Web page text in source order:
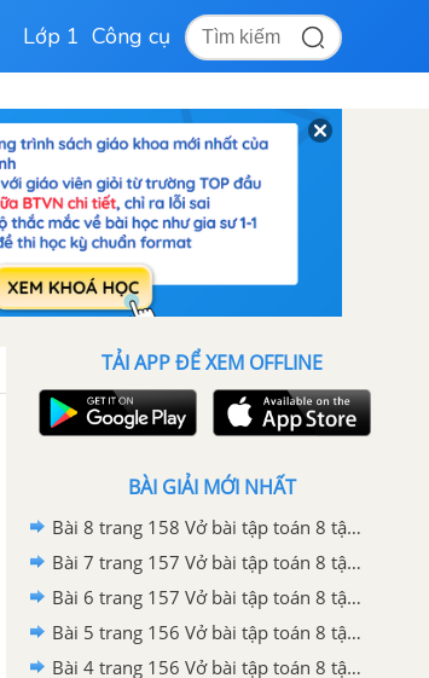
Lớp 1 Công cụ
TẢI APP ĐỂ XEM OFFLINE
BÀI GIẢI MỚI NHẤT
Bài 8 trang 158 Vở bài tập toán 8 tập 2
Bài 7 trang 157 Vở bài tập toán 8 tập 2
Bài 6 trang 157 Vở bài tập toán 8 tập 2
Bài 5 trang 156 Vở bài tập toán 8 tập 2
Bài 4 trang 156 Vở bài tập toán 8 tập 2